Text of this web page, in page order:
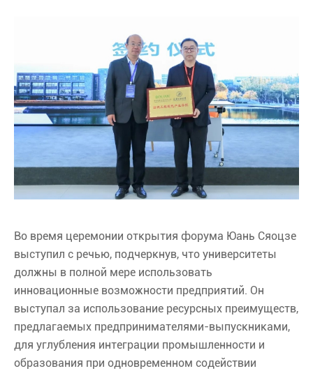
Во время церемонии открытия форума Юань Сяоцзе
выступил с речью, подчеркнув, что университеты
должны в полной мере использовать
инновационные возможности предприятий. Он
выступал за использование ресурсных преимуществ,
предлагаемых предпринимателями-выпускниками,
для углубления интеграции промышленности и
образования при одновременном содействии